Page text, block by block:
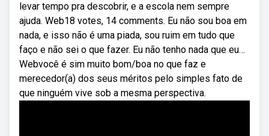
levar tempo pra descobrir, e a escola nem sempre
ajuda. Web18 votes, 14 comments. Eu não sou boa em
nada, e isso não é uma piada, sou ruim em tudo que
faço e não sei o que fazer. Eu não tenho nada que eu…
Webvocê é sim muito bom/boa no que faz e
merecedor(a) dos seus méritos pelo simples fato de
que ninguém vive sob a mesma perspectiva.